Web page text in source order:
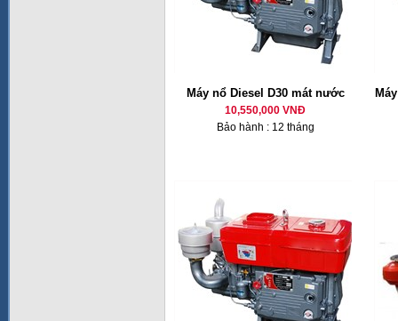
Máy nổ Diesel D30 mát nước
10,550,000 VNĐ
Bảo hành : 12 tháng